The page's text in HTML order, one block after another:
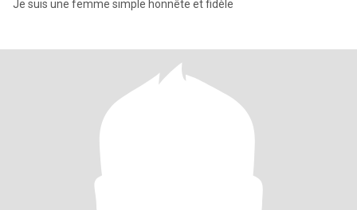
Je suis une femme simple honnête et fidèle